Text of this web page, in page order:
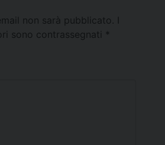
non sarà pubblicato.
sono contrassegnati *